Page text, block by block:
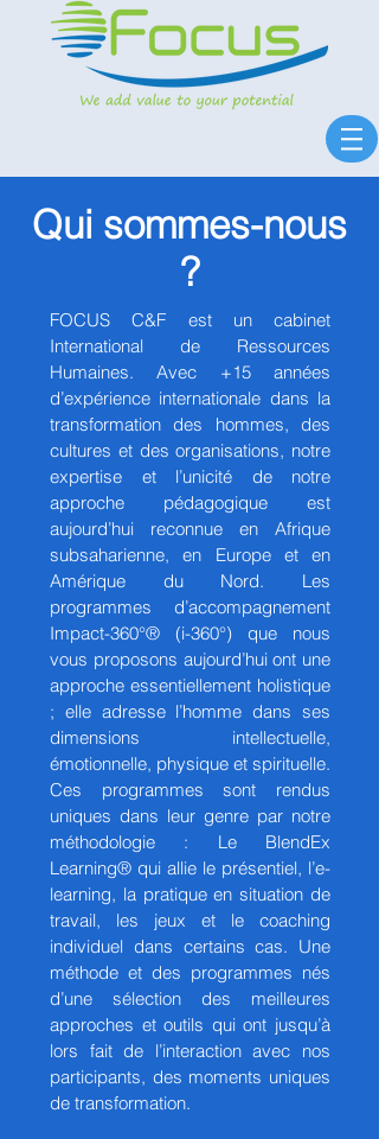
Qui sommes-nous
?
FOCUS C&F est un cabinet
International de Ressources
Humaines. Avec +15 années
d’expérience internationale dans la
transformation des hommes, des
cultures et des organisations, notre
expertise et l’unicité de notre
approche pédagogique est
aujourd’hui reconnue en Afrique
subsaharienne, en Europe et en
Amérique du Nord. Les
programmes d’accompagnement
Impact-360°® (i-360°) que nous
vous proposons aujourd’hui ont une
approche essentiellement holistique
; elle adresse l’homme dans ses
dimensions intellectuelle,
émotionnelle, physique et spirituelle.
Ces programmes sont rendus
uniques dans leur genre par notre
méthodologie : Le BlendEx
Learning® qui allie le présentiel, l’e-
learning, la pratique en situation de
travail, les jeux et le coaching
individuel dans certains cas. Une
méthode et des programmes nés
d’une sélection des meilleures
approches et outils qui ont jusqu’à
lors fait de l’interaction avec nos
participants, des moments uniques
de transformation.